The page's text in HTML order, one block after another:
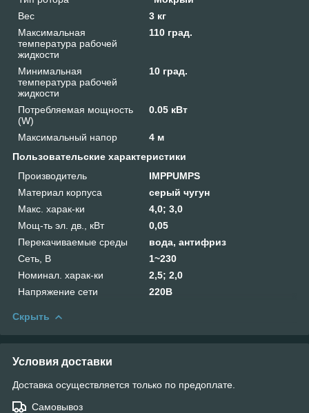
Вес
3 кг
Максимальная
температура рабочей
жидкости
110 град.
Минимальная
температура рабочей
жидкости
10 град.
Потребляемая мощность
(W)
0.05 кВт
Максимальный напор
4 м
Пользовательские характеристики
Производитель
IMPPUMPS
Материал корпуса
серый чугун
Макс. харак-ки
4,0; 3,0
Мощ-ть эл. дв., кВт
0,05
Перекачиваемые среды
вода, антифриз
Сеть, В
1~230
Номинал. харак-ки
2,5; 2,0
Напряжение сети
220В
Скрыть
Условия доставки
Доставка осуществляется только по предоплате.
Самовывоз